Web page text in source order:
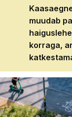
muudab
korraga,